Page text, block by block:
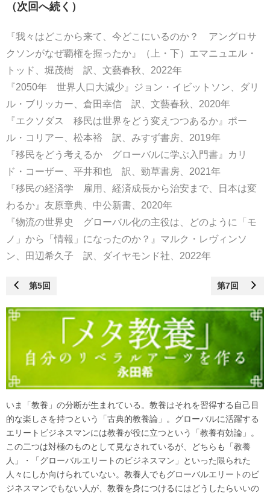
（次回へ続く）
『我々はどこから来て、今どこにいるのか？ アングロサ
クソンがなぜ覇権を握ったか』（上・下）エマニュエル・
トッド、堀茂樹 訳、文藝春秋、2022年
『2050年 世界人口大減少』ジョン・イビットソン、ダリ
ル・ブリッカー、倉田幸信 訳、文藝春秋、2020年
『エクソダス 移民は世界をどう変えつつあるか』ポー
ル・コリアー、松本裕 訳、みすず書房、2019年
『移民をどう考えるか グローバルに学ぶ入門書』カリ
ド・コーザー、平井和也 訳、勁草書房、2021年
『移民の経済学 雇用、経済成長から治安まで、日本は変
わるか』友原章典、中公新書、2020年
『物流の世界史 グローバル化の主役は、どのように「モ
ノ」から「情報」になったのか？』マルク・レヴィンソ
ン、田辺希久子 訳、ダイヤモンド社、2022年
第5回 第7回
いま「教養」の分断が生まれている。教養はそれを習得する自己目
的な楽しさを持つという「古典的教養論」。グローバルに活躍する
エリートビジネスマンには教養が役に立つという「教養有効論」。
この二つは対極のものとして見なされているが、どちらも「教養
人」・「グローバルエリートのビジネスマン」といった限られた
人々にしか向けられていない。教養人でもグローバルエリートのビ
ジネスマンでもない人が、教養を身につけるにはどうしたらいいの